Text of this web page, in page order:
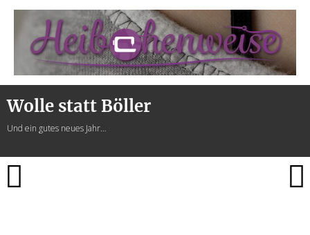
Heibchenweise
Wolle statt Böller
Und ein gutes neues Jahr…